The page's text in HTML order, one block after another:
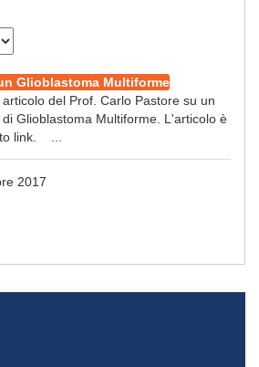
Glioblastoma Multiforme
del Prof. Carlo Pastore su un
Glioblastoma Multiforme. L'articolo è
link. ...
2017